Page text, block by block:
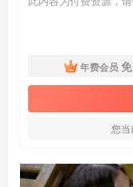
年费会员
您当